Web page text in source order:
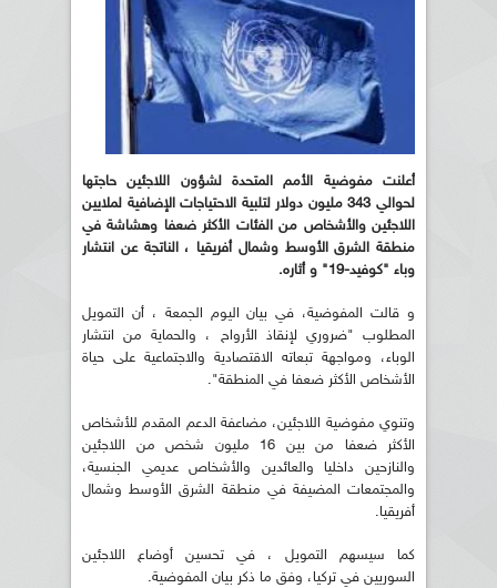
أعلنت مفوضية الأمم المتحدة لشؤون اللاجئين حاجتها
لحوالي 343 مليون دولار لتلبية الاحتياجات الإضافية لملايين
اللاجئين والأشخاص من الفئات الأكثر ضعفا وهشاشة في
منطقة الشرق الأوسط وشمال أفريقيا ، الناتجة عن انتشار
وباء "كوفيد-19" و أثاره
.
و قالت المفوضية، في بيان اليوم الجمعة ، أن التمويل
المطلوب "ضروري لإنقاذ الأرواح ، والحماية من انتشار
الوباء، ومواجهة تبعاته الاقتصادية والاجتماعية على حياة
الأشخاص الأكثر ضعفا في المنطقة".
وتنوي مفوضية اللاجئين، مضاعفة الدعم المقدم للأشخاص
الأكثر ضعفا من بين 16 مليون شخص من اللاجئين
والنازحين داخليا والعائدين والأشخاص عديمي الجنسية،
والمجتمعات المضيفة في منطقة الشرق الأوسط وشمال
أفريقيا.
كما سيسهم التمويل ، في تحسين أوضاع اللاجئين
السوريين في تركيا، وفق ما ذكر بيان المفوضية.